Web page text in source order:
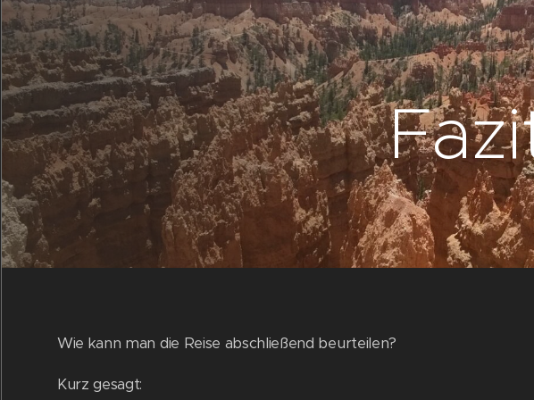
Wie kann man die Reise abschließend beurteilen?
Kurz gesagt: